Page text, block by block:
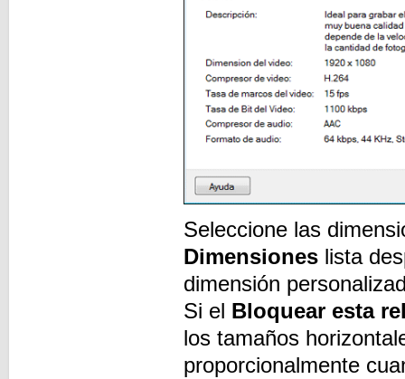
Seleccione las
Dimensiones lista
dimensión
Si el Bloquear esta
los tamaños
proporcionalmente